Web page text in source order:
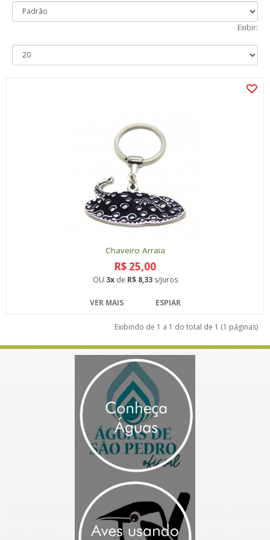
Exibir:
Chaveiro Arraia
R$ 25,00
OU 3xde R$ 8,33s/juros
VER MAIS ESPIAR
Exibindo de 1 a 1 do total de 1 (1 páginas)